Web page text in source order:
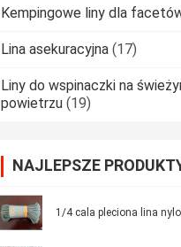
Kempingowe liny dla
Lina asekuracyjna (17)
Liny do wspinaczki na
powietrzu (19)
NAJLEPSZE
1/4 cala pleciona lina